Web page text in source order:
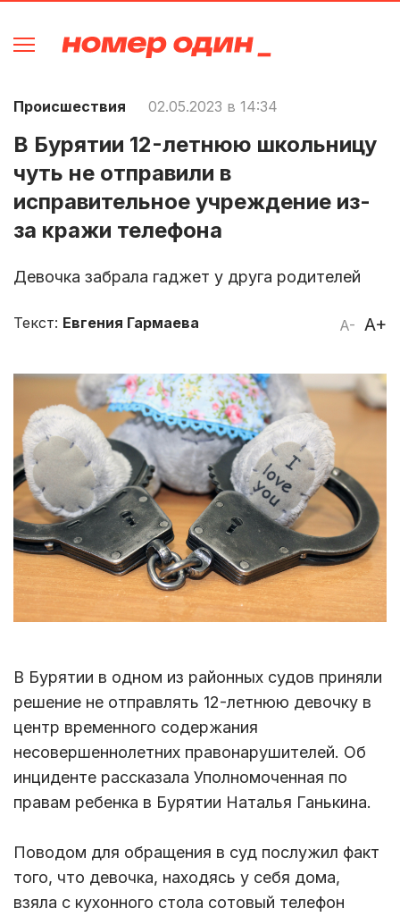
Происшествия 02.05.2023 в 14:34
В Бурятии 12-летнюю школьницу
чуть не отправили в
исправительное учреждение из-
за кражи телефона
Девочка забрала гаджет у друга родителей
A- A+
Текст: Евгения Гармаева
В Бурятии в одном из районных судов приняли
решение не отправлять 12-летнюю девочку в
центр временного содержания
несовершеннолетних правонарушителей. Об
инциденте рассказала Уполномоченная по
правам ребенка в Бурятии Наталья Ганькина.
Поводом для обращения в суд послужил факт
того, что девочка, находясь у себя дома,
взяла с кухонного стола сотовый телефон